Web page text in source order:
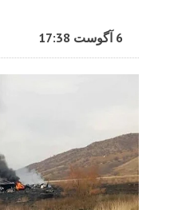
6 آگوست 17:38